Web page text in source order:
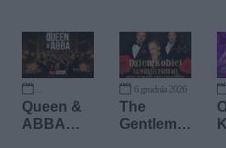
29 października 2026
Queen &
ABBA
6 grudnia 2026
The
Gentleme